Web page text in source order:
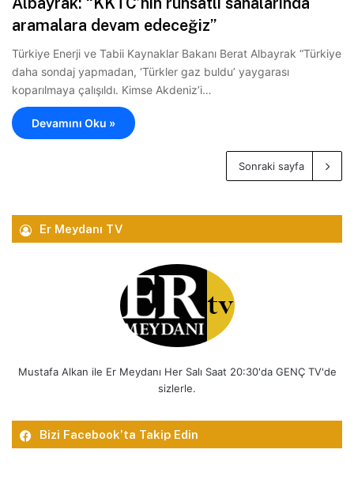
aramalara devam edeceğiz”
Türkiye Enerji ve Tabii Kaynaklar Bakanı Berat Albayrak “Türkiye
daha sondaj yapmadan, ‘Türkler gaz buldu’ yaygarası
koparılmaya çalışıldı. Kimse Akdeniz’i…
Devamını Oku »
Sonraki sayfa
Er Meydanı TV
Mustafa Alkan ile Er Meydanı Her Salı Saat 20:30'da GENÇ TV'de
sizlerle.
Bizi Facebook’ta Takip Edin